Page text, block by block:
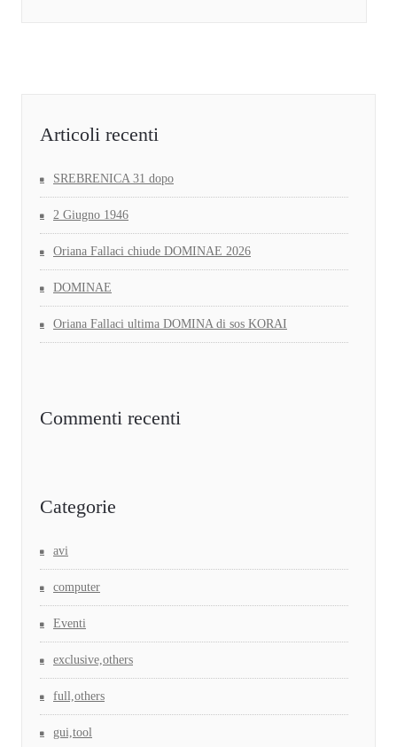
Articoli recenti
SREBRENICA 31 dopo
2 Giugno 1946
Oriana Fallaci chiude DOMINAE 2026
DOMINAE
Oriana Fallaci ultima DOMINA di sos KORAI
Commenti recenti
Categorie
avi
computer
Eventi
exclusive,others
full,others
gui,tool